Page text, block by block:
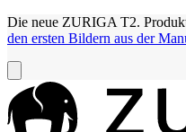
Die neue ZURIGA T2.
den ersten Bildern aus der